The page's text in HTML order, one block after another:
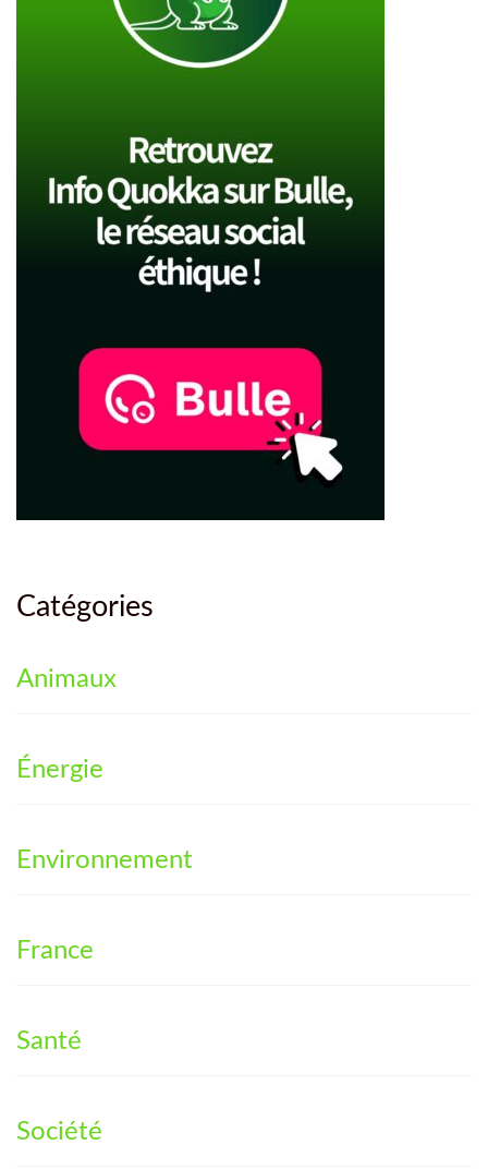
Catégories
Animaux
Énergie
Environnement
France
Santé
Société